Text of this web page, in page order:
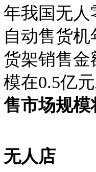
年我国无人
自动售货
货架销售金
模在0.5亿
售市场规模
无人店